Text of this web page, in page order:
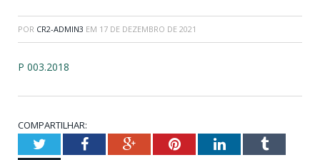
POR CR2-ADMIN3 EM 17 DE DEZEMBRO DE 2021
P 003.2018
COMPARTILHAR:
TwitterFacebookGoogle+PinterestLinkedInTumblr